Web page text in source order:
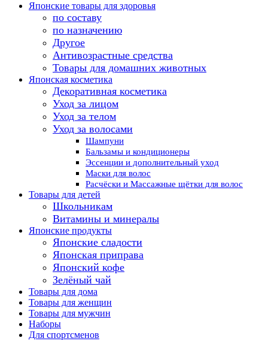
Японские товары для здоровья
по составу
по назначению
Другое
Антивозрастные средства
Товары для домашних животных
Японская косметика
Декоративная косметика
Уход за лицом
Уход за телом
Уход за волосами
Шампуни
Бальзамы и кондиционеры
Эссенции и дополнительный уход
Маски для волос
Расчёски и Массажные щётки для волос
Товары для детей
Школьникам
Витамины и минералы
Японские продукты
Японские сладости
Японская приправа
Японский кофе
Зелёный чай
Товары для дома
Товары для женщин
Товары для мужчин
Наборы
Для спортсменов